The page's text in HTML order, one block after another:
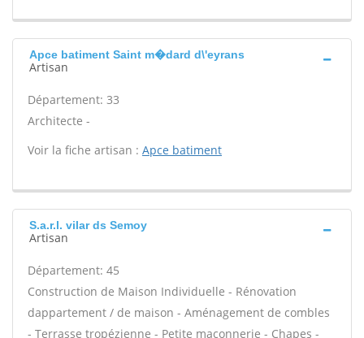
Apce batiment Saint m�dard d\'eyrans
Artisan
Département: 33
Architecte -
Voir la fiche artisan : Apce batiment
S.a.r.l. vilar ds Semoy
Artisan
Département: 45
Construction de Maison Individuelle - Rénovation
dappartement / de maison - Aménagement de combles
- Terrasse tropézienne - Petite maçonnerie - Chapes -